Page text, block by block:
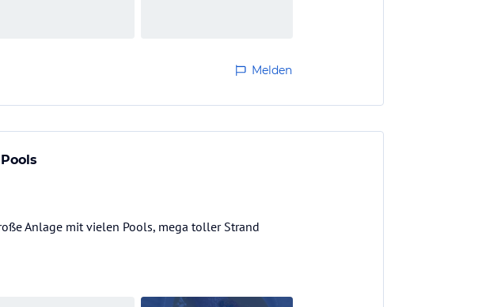
Melden
Anlage mit vielen Pools, mega toller Strand